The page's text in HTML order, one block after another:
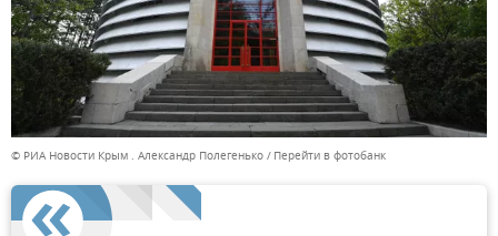
© РИА Новости Крым . Александр Полегенько Перейти в фотобанк